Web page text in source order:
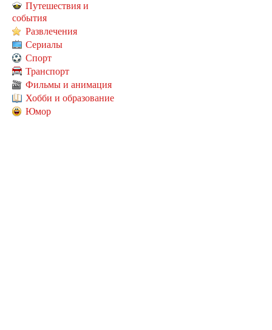
Путешествия и
события
Развлечения
Сериалы
Спорт
Транспорт
Фильмы и анимация
Хобби и образование
Юмор